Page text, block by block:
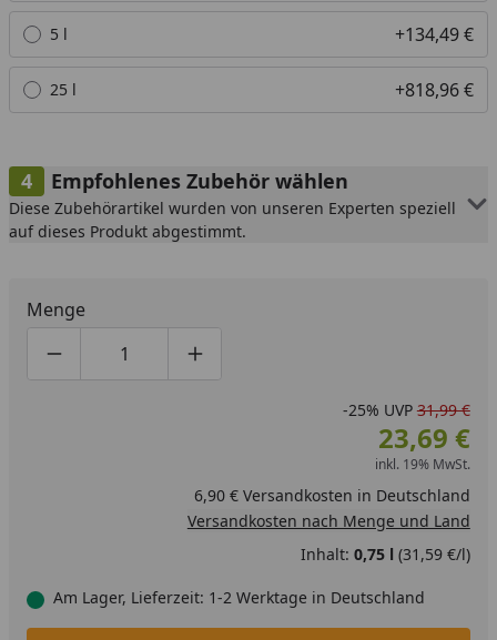
5 l +134,49 €
25 l +818,96 €
Empfohlenes Zubehör wählen
Diese Zubehörartikel wurden von unseren Experten speziell
auf dieses Produkt abgestimmt.
Menge
Produktmenge um eins verringern
Produktmenge manuell eingeben
Produktmenge um eins erhöhen
-25% UVP 31,99 €
23,69 €
inkl. 19% MwSt.
6,90 € Versandkosten in Deutschland
Versandkosten nach Menge und Land
Inhalt: 0,75 l (31,59 €/l)
Am Lager, Lieferzeit: 1-2 Werktage in Deutschland